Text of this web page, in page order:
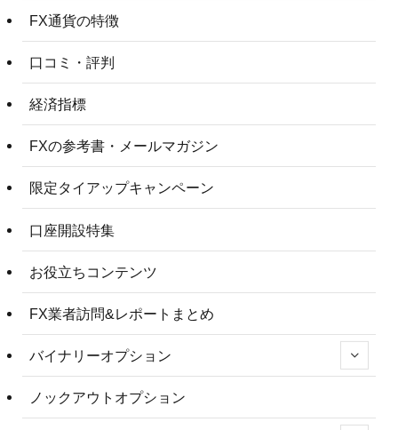
FX通貨の特徴
口コミ・評判
経済指標
FXの参考書・メールマガジン
限定タイアップキャンペーン
口座開設特集
お役立ちコンテンツ
FX業者訪問&レポートまとめ
バイナリーオプション
ノックアウトオプション